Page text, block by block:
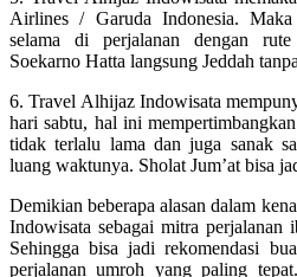
Airlines / Garuda Indonesia.
selama di perjalanan dengan
Soekarno Hatta langsung Jeddah
6. Travel Alhijaz Indowisata
hari sabtu, hal ini
tidak terlalu lama dan juga sanak
luang waktunya. Sholat Jum’at bisa
Demikian beberapa alasan dalam
Indowisata sebagai mitra perjalanan
Sehingga bisa jadi rekomendasi
perjalanan umroh yang paling